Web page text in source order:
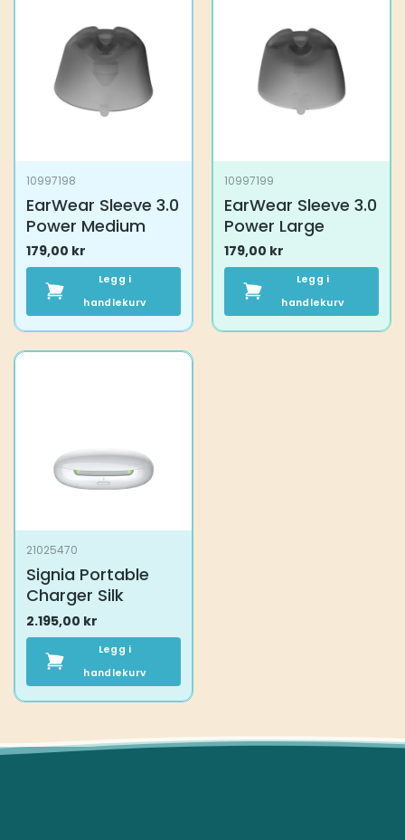
Alternativene
velges
produktsiden
10997198
EarWear Sleeve 3.0
Power Medium
179,00 kr
Legg i
handlekurv
10997199
EarWear Sleeve 3.0
Power Large
179,00 kr
Legg i
handlekurv
21025470
Signia Portable
Charger Silk
2.195,00 kr
Legg i
handlekurv